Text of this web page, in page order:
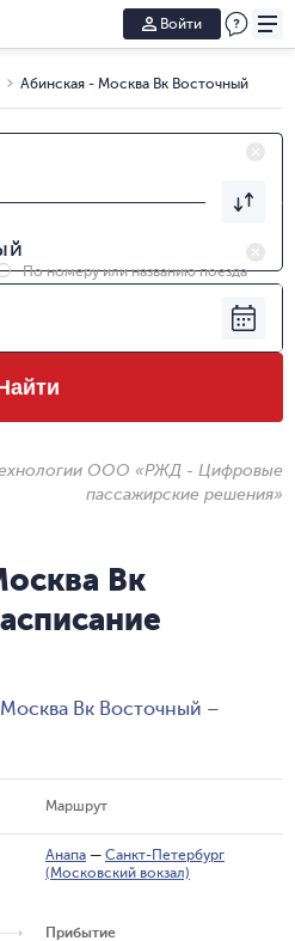
Войти
Абинская - Москва Вк Восточный
По номеру или названию поезда
ООО «РЖД - Цифровые
пассажирские решения»
Вк
Вк Восточный –
Маршрут
Анапа — Санкт-Петербург
(Московский вокзал)
Прибытие